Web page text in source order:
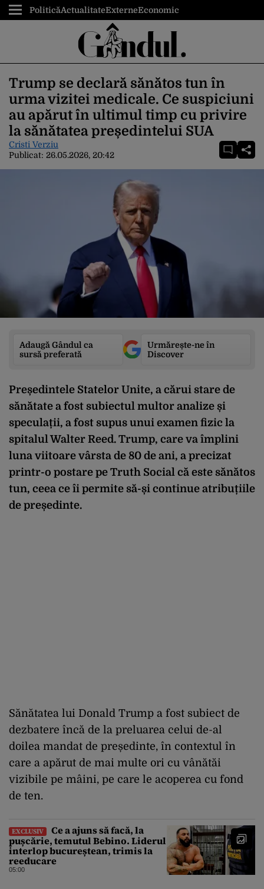
PoliticăActualitateExterneEconomic
Trump se declară sănătos tun în
urma vizitei medicale. Ce suspiciuni
au apărut în ultimul timp cu privire
la sănătatea președintelui SUA
Cristi Verziu
Publicat: 26.05.2026, 20:42
Adaugă Gândul ca
sursă preferată
Urmărește-ne în
Discover
Președintele Statelor Unite, a cărui stare de
sănătate a fost subiectul multor analize și
speculații, a fost supus unui examen fizic la
spitalul Walter Reed. Trump, care va împlini
luna viitoare vârsta de 80 de ani, a precizat
printr-o postare pe Truth Social că este sănătos
tun, ceea ce îi permite să-și continue atribuțiile
de președinte.
Sănătatea lui Donald Trump a fost subiect de
dezbatere încă de la preluarea celui de-al
doilea mandat de președinte, în contextul în
care a apărut de mai multe ori cu vânătăi
vizibile pe mâini, pe care le acoperea cu fond
de ten.
EXCLUSIV
Ce a ajuns să facă, la
pușcărie, temutul Bebino. Liderul
interlop bucureștean, trimis la
reeducare
05:00